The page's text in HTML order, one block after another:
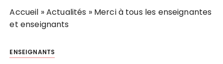
Accueil »Actualités » Merci à tous les enseignantes
et enseignants
ENSEIGNANTS